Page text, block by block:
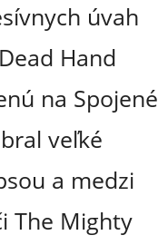
úvah
Hand
na Spojené
veľké
a medzi
The Mighty